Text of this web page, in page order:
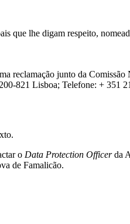
que lhe digam respeito,
reclamação junto da
821 Lisboa; Telefone: + 351
o Data Protection Officerda
de Famalicão.